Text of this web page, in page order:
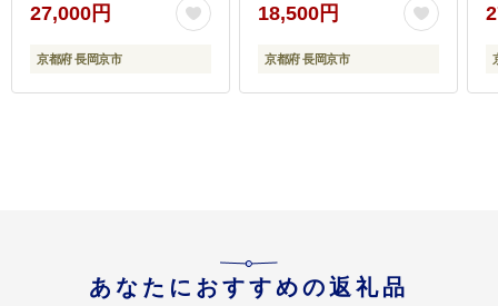
27,000円
京都府 長岡京市
18,500円
京都府 長岡京市
あなたにおすすめの返礼品